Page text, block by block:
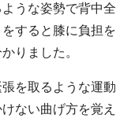
うな姿勢で背中全
すると膝に負担を
りました。
を取るような運動
ない曲げ方を覚え